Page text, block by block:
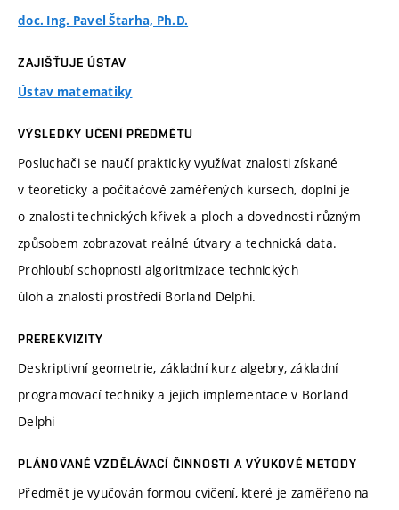
doc. Ing. Pavel Štarha, Ph.D.
ZAJIŠŤUJE ÚSTAV
Ústav matematiky
VÝSLEDKY UČENÍ PŘEDMĚTU
Posluchači se naučí prakticky využívat znalosti získané
v teoreticky a počítačově zaměřených kursech, doplní je
o znalosti technických křivek a ploch a dovednosti různým
způsobem zobrazovat reálné útvary a technická data.
Prohloubí schopnosti algoritmizace technických
úloh a znalosti prostředí Borland Delphi.
PREREKVIZITY
Deskriptivní geometrie, základní kurz algebry, základní
programovací techniky a jejich implementace v Borland
Delphi
PLÁNOVANÉ VZDĚLÁVACÍ ČINNOSTI A VÝUKOVÉ METODY
Předmět je vyučován formou cvičení, které je zaměřeno na